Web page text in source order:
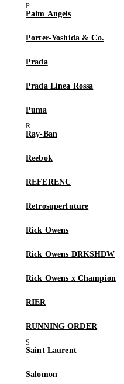
Palm Angels
Porter-Yoshida & Co.
Prada
Prada Linea Rossa
Puma
Ray-Ban
Reebok
REFERENC
Retrosuperfuture
Rick Owens
Rick Owens DRKSHDW
Rick Owens x Champion
RIER
RUNNING ORDER
Saint Laurent
Salomon